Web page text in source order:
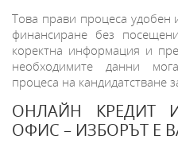
Това прави процеса удобен
финансиране без
коректна информация и
необходимите данни
процеса на кандидатстване
ОНЛАЙН КРЕДИТ
ОФИС – ИЗБОРЪТ Е